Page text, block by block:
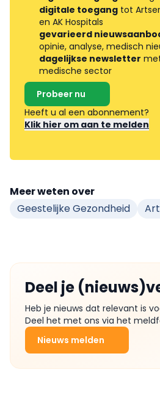
digitale toegang tot
en AK Hospitals
gevarieerd
opinie, analyse, medisch
dagelijkse newsletter
medische sector
Probeer nu
Heeft u al een abonnement?
Klik hier om aan te melden
Meer weten over
Geestelijke Gezondheid
Deel je
Heb je nieuws dat relevant is
Deel het met ons via het
Nieuws melden